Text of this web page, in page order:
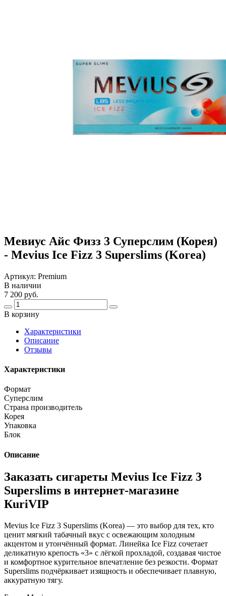
Мевиус Айс Физз 3 Суперслим (Корея)
- Mevius Ice Fizz 3 Superslims (Korea)
Артикул: Premium
В наличии
7 200 руб.
В корзину
Харaктеристики
Описание
Отзывы
Характеристики
Формат
Суперслим
Страна производитель
Корея
Упаковка
Блок
Описание
Заказать сигареты Mevius Ice Fizz 3
Superslims в интернет-магазине
КuriVIP
Mevius Ice Fizz 3 Superslims (Korea) — это выбор для тех, кто
ценит мягкий табачный вкус с освежающим холодным
акцентом и утончённый формат. Линейка Ice Fizz сочетает
деликатную крепость «3» с лёгкой прохладой, создавая чистое
и комфортное курительное впечатление без резкости. Формат
Superslims подчёркивает изящность и обеспечивает плавную,
аккуратную тягу.